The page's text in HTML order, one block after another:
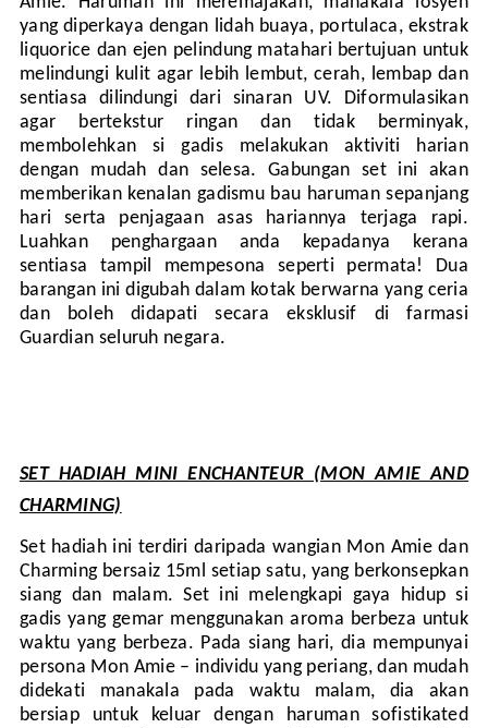
yang diperkaya dengan lidah buaya, portulaca, ekstrak
liquorice dan ejen pelindung matahari bertujuan untuk
melindungi kulit agar lebih lembut, cerah, lembap dan
sentiasa dilindungi dari sinaran UV. Diformulasikan
agar bertekstur ringan dan tidak berminyak,
membolehkan si gadis melakukan aktiviti harian
dengan mudah dan selesa. Gabungan set ini akan
memberikan kenalan gadismu bau haruman sepanjang
hari serta penjagaan asas hariannya terjaga rapi.
Luahkan penghargaan anda kepadanya kerana
sentiasa tampil mempesona seperti permata! Dua
barangan ini digubah dalam kotak berwarna yang ceria
dan boleh didapati secara eksklusif di farmasi
Guardian seluruh negara.
SET HADIAH MINI ENCHANTEUR (MON AMIE AND
CHARMING)
Set hadiah ini terdiri daripada wangian Mon Amie dan
Charming bersaiz 15ml setiap satu, yang berkonsepkan
siang dan malam. Set ini melengkapi gaya hidup si
gadis yang gemar menggunakan aroma berbeza untuk
waktu yang berbeza. Pada siang hari, dia mempunyai
persona Mon Amie – individu yang periang, dan mudah
didekati manakala pada waktu malam, dia akan
bersiap untuk keluar dengan haruman sofistikated